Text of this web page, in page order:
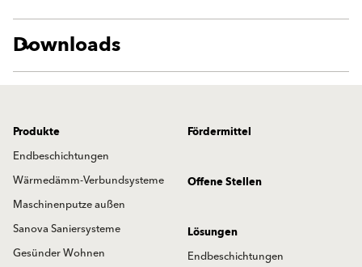
Downloads
Produkte
Endbeschichtungen
Wärmedämm-Verbundsysteme
Maschinenputze außen
Sanova Saniersysteme
Gesünder Wohnen
Fördermittel
Offene Stellen
Lösungen
Endbeschichtungen